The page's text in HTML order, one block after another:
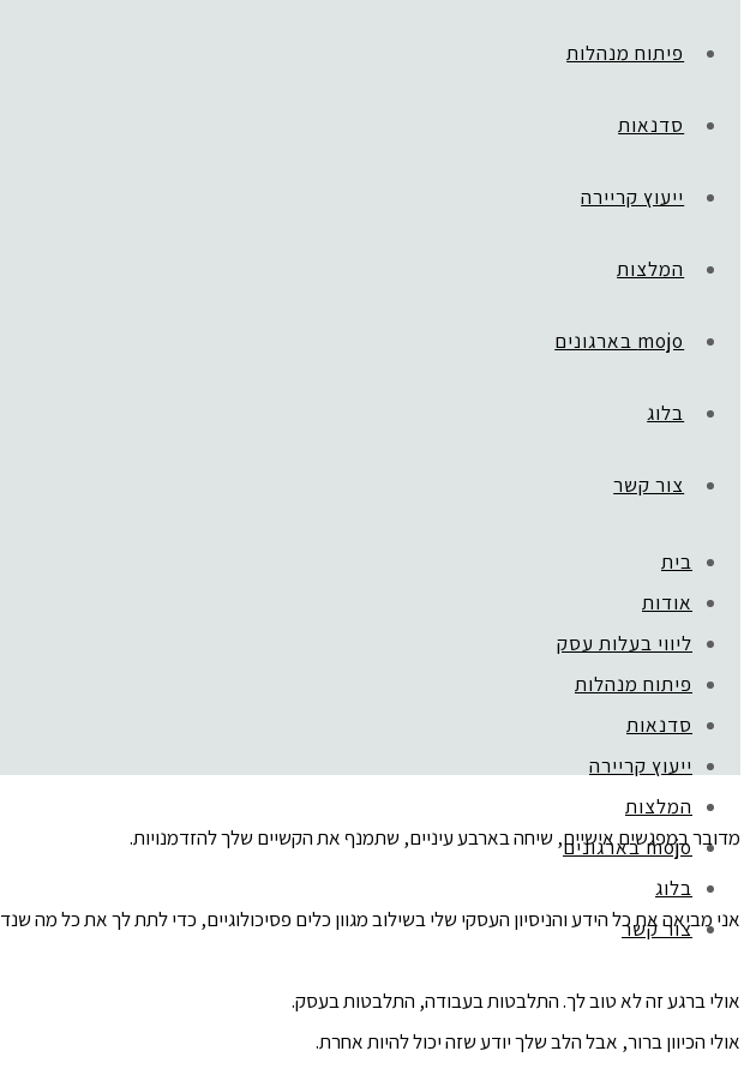
פיתוח מנהלות
סדנאות
ייעוץ קריירה
המלצות
mojo בארגונים
בלוג
צור קשר
בית
אודות
ליווי בעלות עסק
פיתוח מנהלות
סדנאות
ייעוץ קריירה
המלצות
mojo בארגונים
בלוג
צור קשר
מפגשים אישיים
אין כאן נוסחה אחת להצלחה.
אין נוסחה שאמורה להתאים לכווווולם אבל לא מתאימה באמת לך. אבל יש כאן
יש כאן תהליך אישי, ממוקד וקצר שמתאים את עצמו בדיוק אליך.
שיטה להתפתחות אישית וצמיחה עסקית שמתאימה בדיוק לעסק שלך.
מדובר במפגשים אישיים, שיחה בארבע עיניים, שתמנף את הקשיים שלך להזדמנויות.
אני מביאה את כל הידע והניסיון העסקי שלי בשילוב מגוון כלים פסיכולוגיים, כדי לתת לך את כל מה
אולי ברגע זה לא טוב לך. התלבטות בעבודה, התלבטות בעסק.
אולי הכיוון ברור, אבל הלב שלך יודע שזה יכול להיות אחרת.